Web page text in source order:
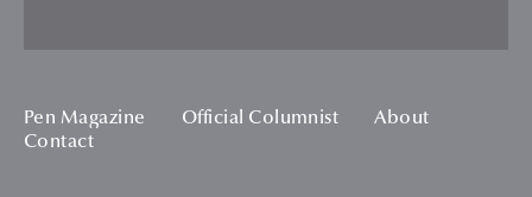
Pen Magazine Official Columnist
About
Contact